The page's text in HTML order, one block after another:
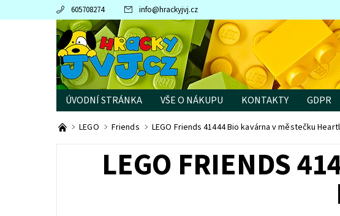
605708274 info@hrackyjvj.cz
ÚVODNÍ STRÁNKA VŠE O NÁKUPU KONTAKTY GDPR
PRODÁVANÉ ZNAČKY
LEGO Friends LEGO Friends 41444 Bio kavárna v městečku
LEGO FRIENDS